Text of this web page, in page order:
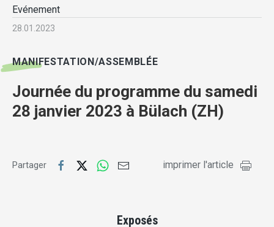
Evénement
28.01.2023
MANIFESTATION/ASSEMBLÉE
Journée du programme du samedi
28 janvier 2023 à Bülach (ZH)
Partager imprimer l'article
Exposés